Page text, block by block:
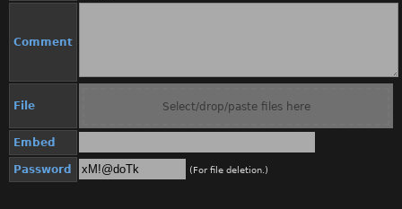
Comment
File Select/drop/paste files here
Embed
Password (For file deletion.)